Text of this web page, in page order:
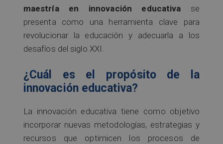
maestría en innovación educativa se
presenta como una herramienta clave para
revolucionar la educación y adecuarla a los
desafíos del siglo XXI.
¿Cuál es el propósito de la
innovación educativa?
La innovación educativa tiene como objetivo
incorporar nuevas metodologías, estrategias y
recursos que optimicen los procesos de